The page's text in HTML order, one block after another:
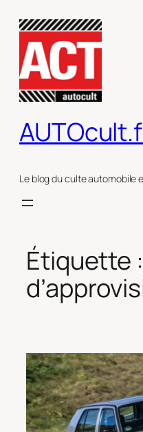
contenu
Le blog du culte automobile
Étiquette :